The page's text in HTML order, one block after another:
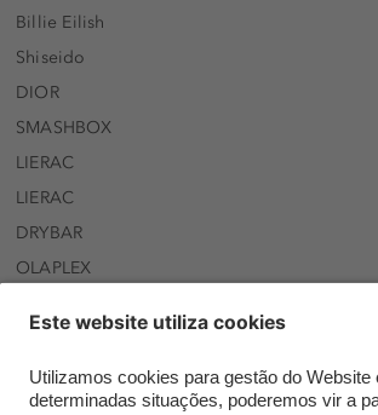
Billie Eilish
Shiseido
DIOR
SMASHBOX
LIERAC
LIERAC
DRYBAR
OLAPLEX
ARMAF
Beauty of Joseon